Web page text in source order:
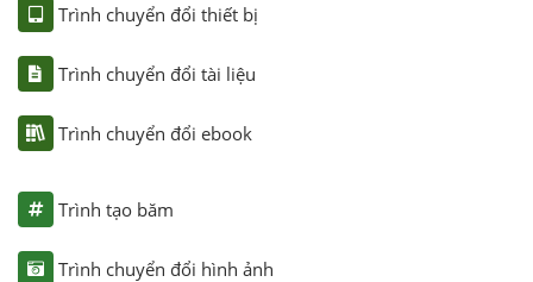
Trình chuyển đổi thiết bị
Trình chuyển đổi tài liệu
Trình chuyển đổi ebook
Trình tạo băm
Trình chuyển đổi hình ảnh